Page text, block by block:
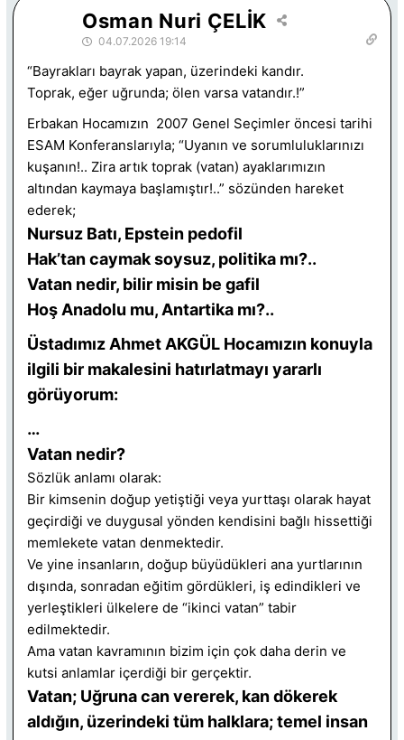
Osman Nuri ÇELİK
04.07.2026 19:14
“Bayrakları bayrak yapan, üzerindeki kandır.
Toprak, eğer uğrunda; ölen varsa vatandır.!”
Erbakan Hocamızın 2007 Genel Seçimler öncesi tarihi
ESAM Konferanslarıyla; “Uyanın ve sorumluluklarınızı
kuşanın!.. Zira artık toprak (vatan) ayaklarımızın
altından kaymaya başlamıştır!..” sözünden hareket
ederek;
Nursuz Batı, Epstein pedofil
Hak’tan caymak soysuz, politika mı?..
Vatan nedir, bilir misin be gafil
Hoş Anadolu mu, Antartika mı?..
Üstadımız Ahmet AKGÜL Hocamızın konuyla
ilgili bir makalesini hatırlatmayı yararlı
görüyorum:
…
Vatan nedir?
Sözlük anlamı olarak:
Bir kimsenin doğup yetiştiği veya yurttaşı olarak hayat
geçirdiği ve duygusal yönden kendisini bağlı hissettiği
memlekete vatan denmektedir.
Ve yine insanların, doğup büyüdükleri ana yurtlarının
dışında, sonradan eğitim gördükleri, iş edindikleri ve
yerleştikleri ülkelere de “ikinci vatan” tabir
edilmektedir.
Ama vatan kavramının bizim için çok daha derin ve
kutsi anlamlar içerdiği bir gerçektir.
Vatan; Uğruna can vererek, kan dökerek
aldığın, üzerindeki tüm halklara; temel insan